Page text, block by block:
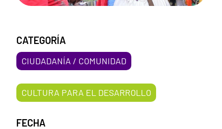
CATEGORÍA
CIUDADANÍA / COMUNIDAD
CULTURA PARA EL DESARROLLO
FECHA